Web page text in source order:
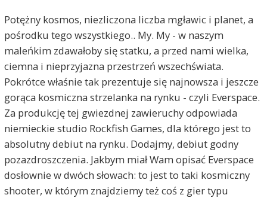
Potężny kosmos, niezliczona liczba mgławic i planet, a
pośrodku tego wszystkiego.. My. My - w naszym
maleńkim zdawałoby się statku, a przed nami wielka,
ciemna i nieprzyjazna przestrzeń wszechświata.
Pokrótce właśnie tak prezentuje się najnowsza i jeszcze
gorąca kosmiczna strzelanka na rynku - czyli Everspace.
Za produkcję tej gwiezdnej zawieruchy odpowiada
niemieckie studio Rockfish Games, dla którego jest to
absolutny debiut na rynku. Dodajmy, debiut godny
pozazdroszczenia. Jakbym miał Wam opisać Everspace
dosłownie w dwóch słowach: to jest to taki kosmiczny
shooter, w którym znajdziemy też coś z gier typu